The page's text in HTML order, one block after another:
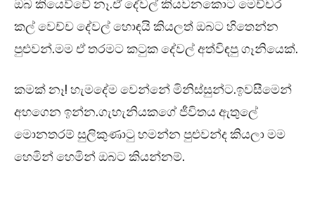
ඔබ කියෙව්වේ නෑ.ඒ දේවල් කියවනකොට මෙච්චර
කල් වෙච්ච දේවල් හොඳයි කියලත් ඔබට හිතෙන්න
පුළුවන්.මම ඒ තරමට කටුක දේවල් අත්විඳපු ගෑනියෙක්.
කමක් නෑ! හැමදේම වෙන්නේ මිනිස්සුන්ට.ඉවසීමෙන්
අහගෙන ඉන්න.ගැහැනියකගේ ජීවිතය ඇතුලේ
මොනතරම් සුලිකුණාටු හමන්න පුළුවන්ද කියලා මම
හෙමින් හෙමින් ඔබට කියන්නම්.